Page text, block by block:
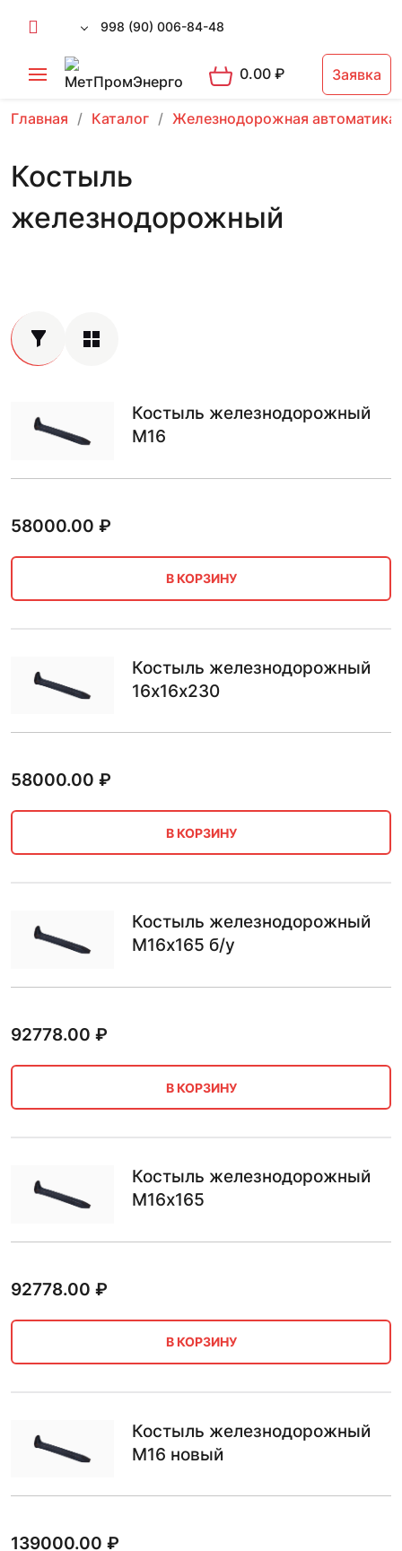
998 (90) 006-84-48
0.00₽ Заявка
Главная Каталог Железнодорожная автоматика
Костыль
железнодорожный
Костыль железнодорожный
М16
58000.00 ₽
В КОРЗИНУ
Костыль железнодорожный
16х16х230
58000.00 ₽
В КОРЗИНУ
Костыль железнодорожный
М16х165 б/у
92778.00 ₽
В КОРЗИНУ
Костыль железнодорожный
М16х165
92778.00 ₽
В КОРЗИНУ
Костыль железнодорожный
М16 новый
139000.00 ₽